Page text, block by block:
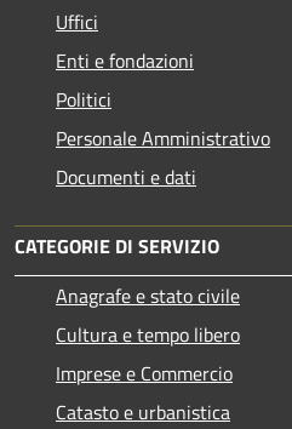
Uffici
Enti e fondazioni
Politici
Personale Amministrativo
Documenti e dati
CATEGORIE DI SERVIZIO
Anagrafe e stato civile
Cultura e tempo libero
Imprese e Commercio
Catasto e urbanistica